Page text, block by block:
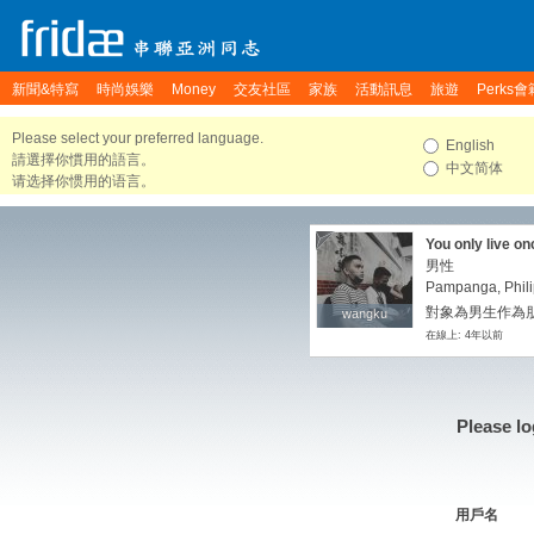
新聞&特寫 時尚娛樂 Money 交友社區 家族 活動訊息 旅遊 Perks會
Please select your preferred language.
請選擇你慣用的語言。
请选择你惯用的语言。
English
中文简体
wangku
wangku
You only live
男性
Pampanga,
對象為男生作為
在線上: 4年以前
Please
用戶名